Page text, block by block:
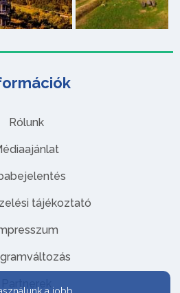
Rólunk
tájékoztató
Partnerek